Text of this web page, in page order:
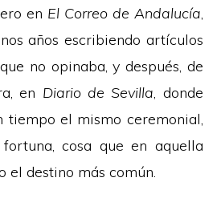
en El Correo de Andalucía,
años escribiendo artículos
no opinaba, y después, de
en Diario de Sevilla, donde
tiempo el mismo ceremonial,
cosa que en aquella
el destino más común.